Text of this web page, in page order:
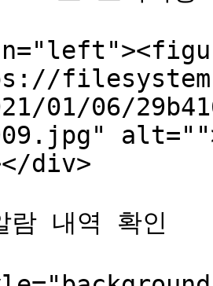
01/06/
div>
내역 확인